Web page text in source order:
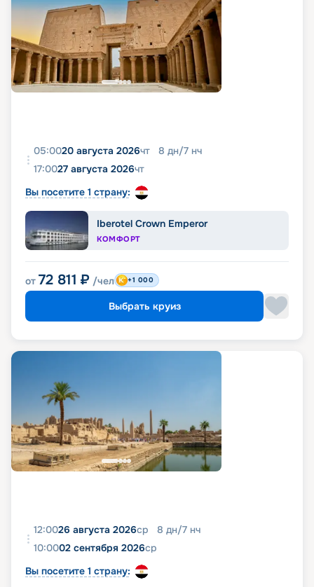
05:0020 августа 2026чт 8 дн/7 нч
17:0027 августа 2026чт
Вы посетите 1 страну:
Iberotel Crown Emperor
КОМФОРТ
от 72 811 ₽ /чел +1 000
Выбрать круиз
12:0026 августа 2026ср 8 дн/7 нч
10:0002 сентября 2026ср
Вы посетите 1 страну: